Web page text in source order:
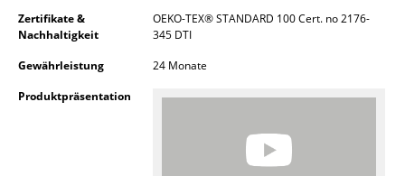
Outdoor-Leuchten
Akkuleuchten
Zertifikate &
Nachhaltigkeit
OEKO-TEX® STANDARD 100 Cert. no 2176-
345 DTI
Gewährleistung
24 Monate
Produktpräsentation